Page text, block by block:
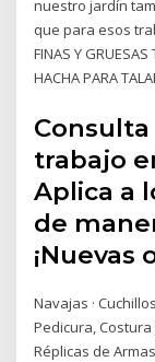
nuestro jardín
que para esos
FINAS Y
HACHA PARA
trabajo
Aplica a
de
¡Nuevas
Navajas ·
Pedicura, Costura
Réplicas de